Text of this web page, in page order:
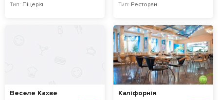
Тип: Піцерія
Тип: Ресторан
Веселе Кахве Каліфорнія